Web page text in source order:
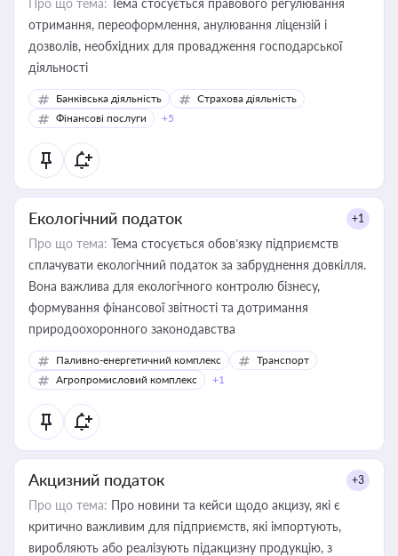
Про що тема: Тема стосується правового регулювання
отримання, переоформлення, анулювання ліцензій і
дозволів, необхідних для провадження господарської
діяльності
Банківська діяльність
Страхова діяльність
Фінансові послуги
+5
Екологічний податок +1
Про що тема: Тема стосується обов’язку підприємств
сплачувати екологічний податок за забруднення довкілля.
Вона важлива для екологічного контролю бізнесу,
формування фінансової звітності та дотримання
природоохоронного законодавства
Паливно-енергетичний комплекс
Транспорт
Агропромисловий комплекс
+1
Акцизний податок +3
Про що тема: Про новини та кейси щодо акцизу, які є
критично важливим для підприємств, які імпортують,
виробляють або реалізують підакцизну продукцію, з